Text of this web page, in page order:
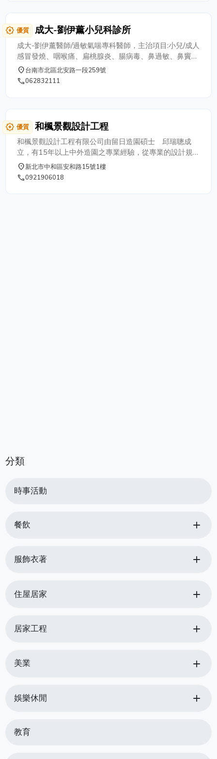
award_star 優質 成大-劉伊薰小兒科診所
成大-劉伊薰醫師/過敏氣喘專科醫師，主治項目:小兒/成人
感冒發燒、咽喉痛、扁桃腺炎、腸病毒、鼻過敏、鼻竇
炎、中耳炎、眩暈、耳鳴、氣喘過敏、支氣管炎、久咳夜
咳、食慾不振、腸胃炎、皮膚過敏、濕疹、蚊蟲叮咬、高
place台南市北區北安路一段259號
phone062832111
award_star 優質 和楓景觀設計工程
和楓景觀設計工程有限公司由留日造園碩士 邱瑞聰成
立，有15年以上中外造園之專業經驗，從專業的設計規畫
到施工，堅持工程品質，親切的服務態度，將為您創造出
最適合您的庭園 。 學經歷： ➤日本大阪府立大學造園學
place新北市中和區安和路15號1樓
phone0921906018
分類
時事活動
餐飲 add
服飾衣著 add
住屋居家 add
居家工程 add
美業 add
娛樂休閒 add
教育